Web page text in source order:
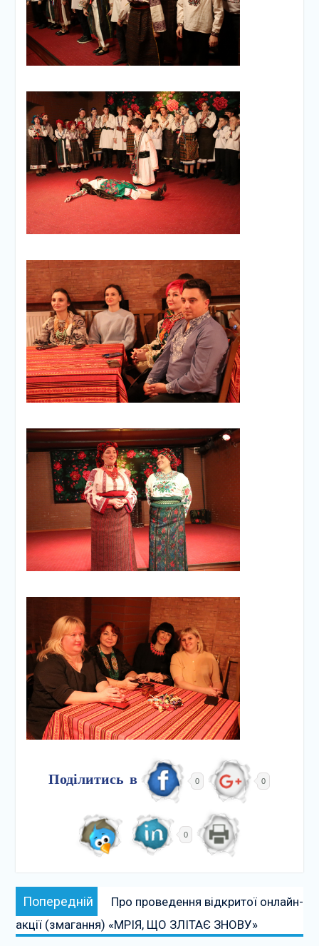
Поділитись в 0 0
0
Навігація
записів
Попередній Попередній:
Про проведення відкритої онлайн-
акції (змагання) «МРІЯ, ЩО ЗЛІТАЄ ЗНОВУ»